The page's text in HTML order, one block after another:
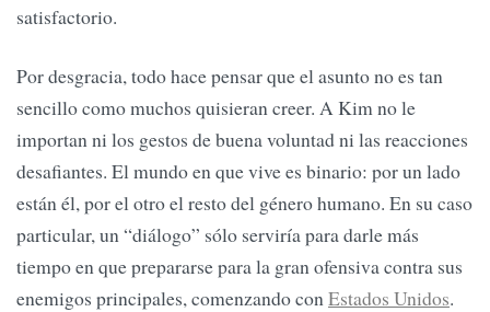
satisfactorio.
Por desgracia, todo hace pensar que el asunto no es tan
sencillo como muchos quisieran creer. A Kim no le
importan ni los gestos de buena voluntad ni las reacciones
desafiantes. El mundo en que vive es binario: por un lado
están él, por el otro el resto del género humano. En su caso
particular, un “diálogo” sólo serviría para darle más
tiempo en que prepararse para la gran ofensiva contra sus
enemigos principales, comenzando conEstados Unidos.